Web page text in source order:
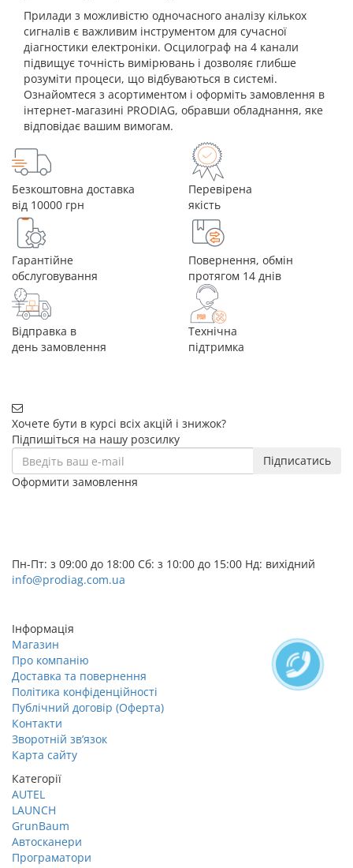
Прилади з можливістю одночасного аналізу кількох
сигналів є важливим інструментом для сучасної
діагностики електроніки. Осцилограф на 4 канали
підвищує точність вимірювань і дозволяє глибше
розуміти процеси, що відбуваються в системі.
Ознайомтеся з асортиментом і оформіть замовлення в
інтернет-магазині PRODIAG, обравши обладнання, яке
відповідає вашим вимогам.
Безкоштовна доставка
від 10000 грн
Перевірена
якість
Гарантійне
обслуговування
Повернення, обмін
протягом 14 днів
Відправка в
день замовлення
Технічна
підтримка
Хочете бути в курсі всіх акцій і знижок?
Підпишіться на нашу розсилку
Підписатись
Оформити замовлення
Пн-Пт: з 09:00 до 18:00 Сб: з 10:00 до 15:00 Нд: вихідний
info@prodiag.com.ua
Інформація
Магазин
Про компанію
Доставка та повернення
Політика конфіденційності
Публічний договір (Оферта)
Контакти
Зворотній зв’язок
Карта сайту
Категорії
AUTEL
LAUNCH
GrunBaum
Автосканери
Програматори